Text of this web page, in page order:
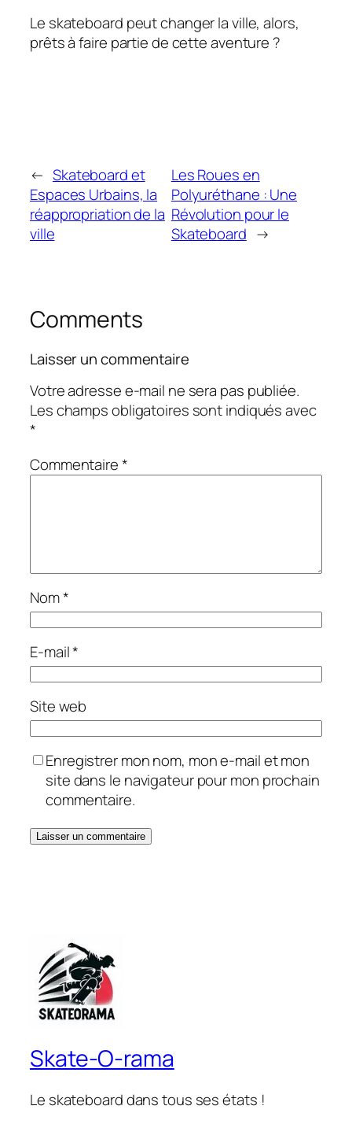
Le skateboard peut changer la ville, alors,
prêts à faire partie de cette aventure ?
← Skateboard et
Espaces Urbains, la
réappropriation de la
ville
Les Roues en
Polyuréthane : Une
Révolution pour le
Skateboard →
Comments
Laisser un commentaire
Votre adresse e-mail ne sera pas publiée.
Les champs obligatoires sont indiqués avec
*
Commentaire*
Nom*
E-mail*
Site web
Enregistrer mon nom, mon e-mail et mon
site dans le navigateur pour mon prochain
commentaire.
Skate-O-rama
Le skateboard dans tous ses états !